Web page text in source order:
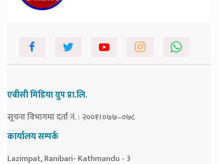
एबीसी मिडिया ग्रुप प्रा.लि.
सूचना विभागमा दर्ता नं. : २००१।०७७–०७८
कार्यालय सम्पर्क
Lazimpat, Ranibari- Kathmandu - 3